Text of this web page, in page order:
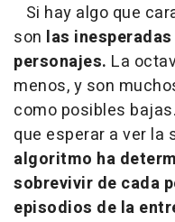
Si hay algo que
son las
personajes. La
menos, y son
como posibles
que esperar a ver la
algoritmo ha
sobrevivir de cada
episodios de la